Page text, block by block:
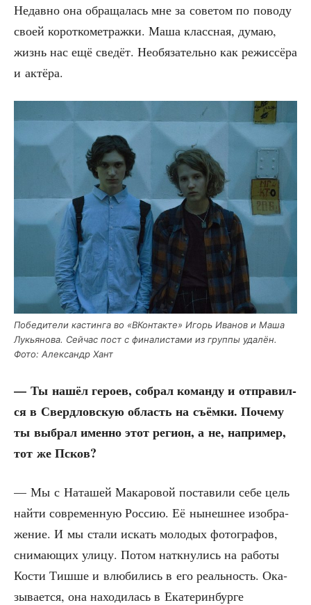
Недав­но она обра­ща­лась мне за сове­том по пово­ду
сво­ей корот­ко­мет­раж­ки. Маша класс­ная, думаю,
жизнь нас ещё све­дёт. Необя­за­тель­но как режис­сё­ра
и актёра.
Побе­ди­те­ли кастин­га во «ВКон­так­те» Игорь Ива­нов и Маша
Лукья­но­ва. Сей­час пост с фина­ли­ста­ми из груп­пы уда­лён.
Фото: Алек­сандр Хант
— Ты нашёл геро­ев, собрал коман­ду и отпра­вил­
ся в Сверд­лов­скую область на съём­ки. Поче­му
ты выбрал имен­но этот реги­он, а не, напри­мер,
тот же Псков?
— Мы с Ната­шей Мака­ро­вой поста­ви­ли себе цель
най­ти совре­мен­ную Рос­сию. Её нынеш­нее изоб­ра­
же­ние. И мы ста­ли искать моло­дых фото­гра­фов,
сни­ма­ю­щих ули­цу. Потом наткну­лись на рабо­ты
Кости Тиш­ше и влю­би­лись в его реаль­ность. Ока­
зы­ва­ет­ся, она нахо­ди­лась в Ека­те­рин­бур­ге